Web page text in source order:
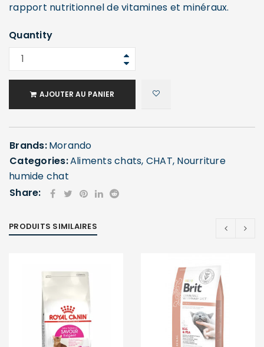
rapport nutritionnel de vitamines et minéraux.
Quantity
AJOUTER AU PANIER
Brands:Morando
Categories:Aliments chats, CHAT, Nourriture
humide chat
Share:
PRODUITS SIMILAIRES